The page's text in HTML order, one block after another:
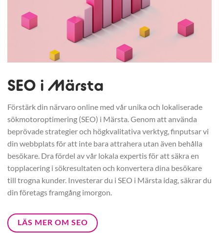
SEO i Märsta
Förstärk din närvaro online med vår unika och lokaliserade
sökmotoroptimering (SEO) i Märsta. Genom att använda
beprövade strategier och högkvalitativa verktyg, finputsar vi
din webbplats för att inte bara attrahera utan även behålla
besökare. Dra fördel av vår lokala expertis för att säkra en
topplacering i sökresultaten och konvertera dina besökare
till trogna kunder. Investerar du i SEO i Märsta idag, säkrar du
din företags framgång imorgon.
LÄS MER OM SEO